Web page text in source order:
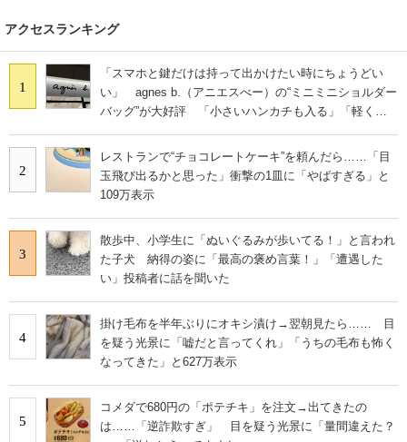
アクセスランキング
1
「スマホと鍵だけは持って出かけたい時にちょうどい
い」 agnes b.（アニエスべー）の“ミニミニショルダー
バッグ”が大好評 「小さいハンカチも入る」「軽くて
2
レストランで“チョコレートケーキ”を頼んだら……「目
玉飛び出るかと思った」衝撃の1皿に「やばすぎる」と
109万表示
3
散歩中、小学生に「ぬいぐるみが歩いてる！」と言われ
た子犬 納得の姿に「最高の褒め言葉！」「遭遇した
い」投稿者に話を聞いた
4
掛け毛布を半年ぶりにオキシ漬け→翌朝見たら…… 目
を疑う光景に「嘘だと言ってくれ」「うちの毛布も怖く
なってきた」と627万表示
5
コメダで680円の「ポテチキ」を注文→出てきたの
は……「逆詐欺すぎ」 目を疑う光景に「量間違えた？